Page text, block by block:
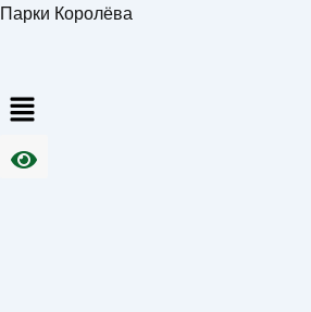
Перейти
Парки Королёва
Меню